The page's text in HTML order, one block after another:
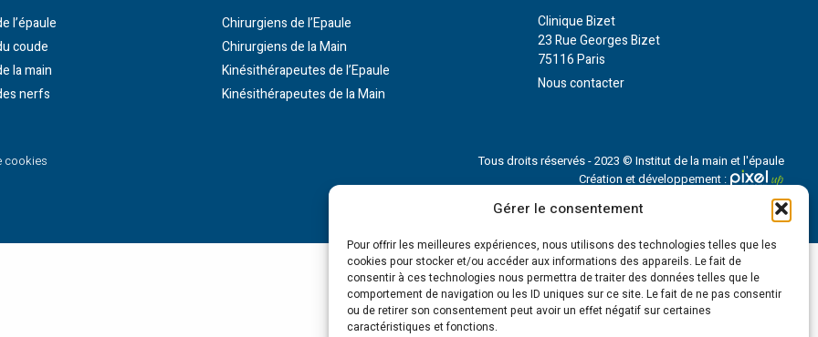
Gérer le consentement
Pour offrir les meilleures expériences, nous utilisons des technologies telles que les
cookies pour stocker et/ou accéder aux informations des appareils. Le fait de
consentir à ces technologies nous permettra de traiter des données telles que le
comportement de navigation ou les ID uniques sur ce site. Le fait de ne pas consentir
ou de retirer son consentement peut avoir un effet négatif sur certaines
caractéristiques et fonctions.
l’épaule
coude
la main
nerfs
Chirurgiens de l’Epaule
Chirurgiens de la Main
Kinésithérapeutes de l’Epaule
Kinésithérapeutes de la Main
Clinique Bizet
23 Rue Georges Bizet
75116 Paris
Nous contacter
cookies
Tous droits réservés - 2023 © Institut de la main et l'épaule
Création et développement :